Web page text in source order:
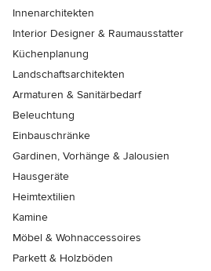
Innenarchitekten
Interior Designer & Raumausstatter
Küchenplanung
Landschaftsarchitekten
Armaturen & Sanitärbedarf
Beleuchtung
Einbauschränke
Gardinen, Vorhänge & Jalousien
Hausgeräte
Heimtextilien
Kamine
Möbel & Wohnaccessoires
Parkett & Holzböden